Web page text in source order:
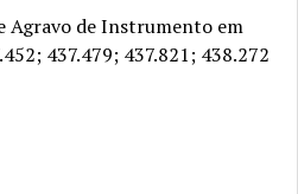
Agravo de Instrumento em
437.479; 437.821; 438.272